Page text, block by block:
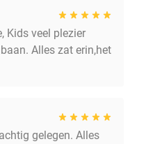
Kids veel plezier
Alles zat erin,het
gelegen. Alles